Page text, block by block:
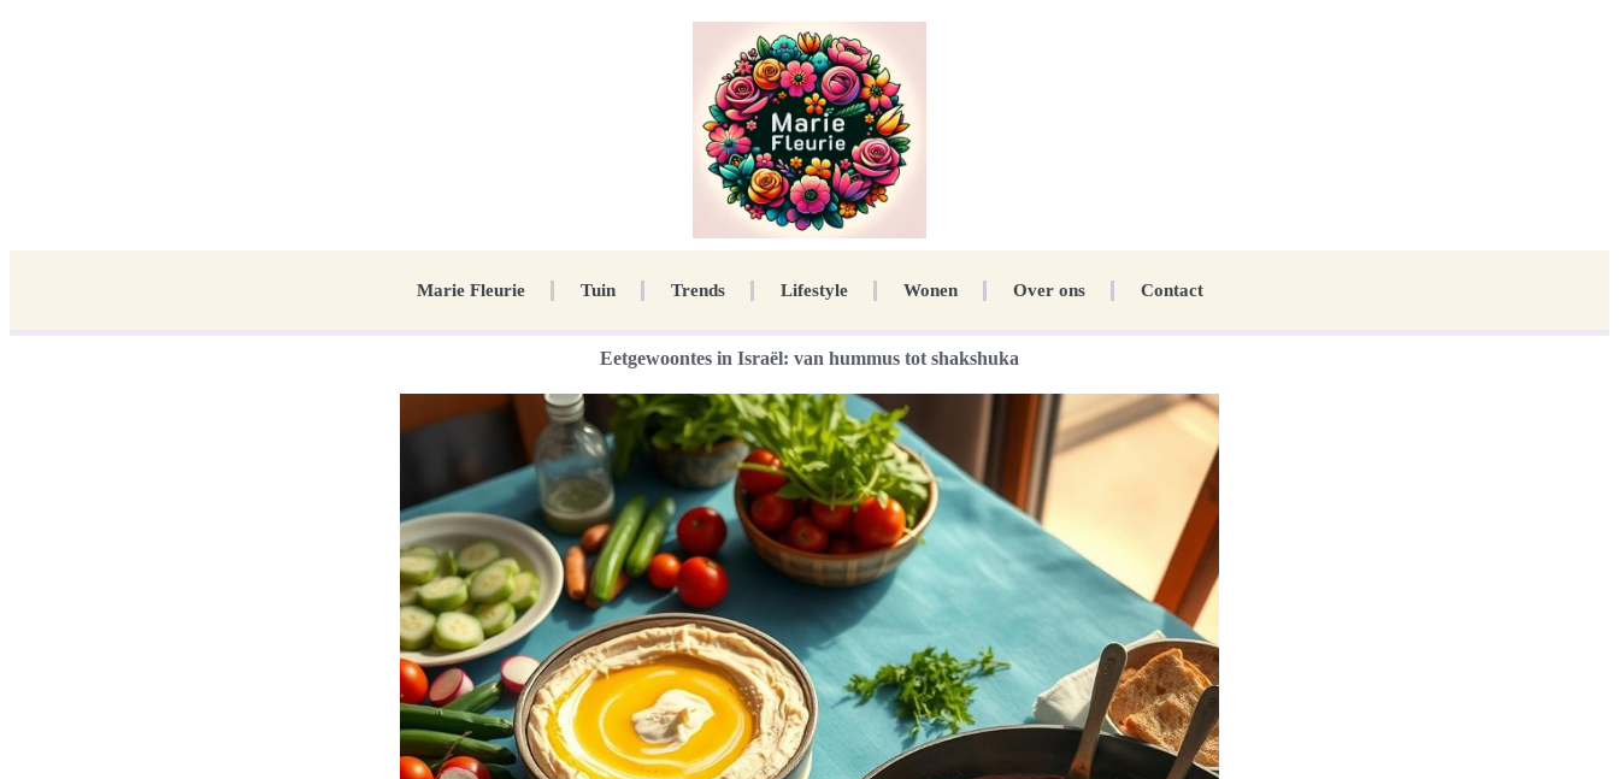
Marie Fleurie Tuin Trends Lifestyle Wonen Over ons Contact
Eetgewoontes in Israël: van hummus tot shakshuka